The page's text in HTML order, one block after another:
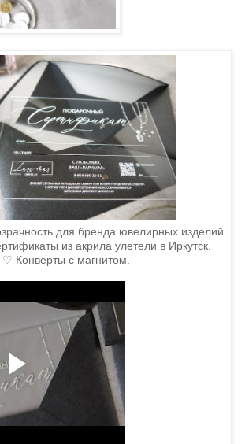
для бренда ювелирных изделий.
из акрила улетели в Иркутск.
♡ Конверты с магнитом.